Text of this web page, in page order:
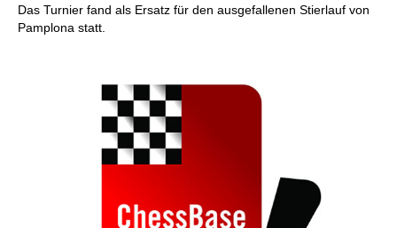
Das Turnier fand als Ersatz für den ausgefallenen Stierlauf von
Pamplona statt.